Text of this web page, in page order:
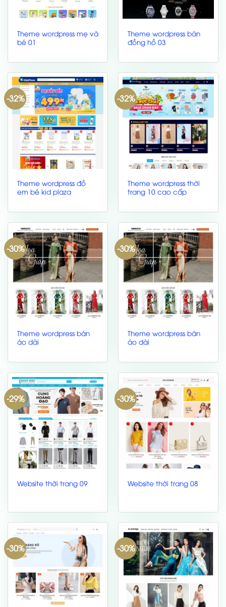
Theme wordpress mẹ và
bé 01
Theme wordpress bán
đồng hồ 03
-32%
Theme wordpress đồ
em bé kid plaza
-32%
Theme wordpress thời
trang 10 cao cấp
-30%
Theme wordpress bán
áo dài
-30%
Theme wordpress bán
áo dài
-29%
Website thời trang 09
-30%
Website thời trang 08
-30% -30%